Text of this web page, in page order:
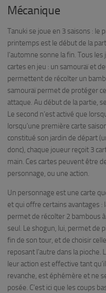
Mécanique
Tanuki se joue en 3 saisons : le
printemps est le début de la
l’automne sonne la fin. Tous
cartes en jeu : un samouraï et
permettent de récolter un
samouraï permet de protéger
attaque. Au début de la partie,
Le second n’est activé que
lorsqu’une première carte
constitué son jardin de départ
donc), chaque joueur reçoit 3
main. Ces cartes peuvent être
personnage, ou une action.
Un personnage est une carte
et qui offre certains avantages :
permet de récolter 2 bambous
seul. Le shogun, lui, permet de
fin de son tour, et de choisir
reposant l’autre dans la
leur action est effective tant
revanche, est éphémère et ne
posée. C’est ici que les coups